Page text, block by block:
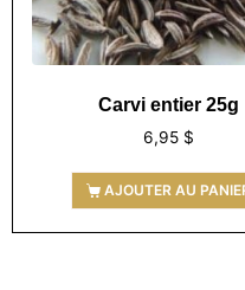
Carvi entier 25g
6,95 $
AJOUTER AU